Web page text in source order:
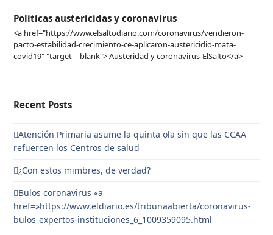
Politicas austericidas y coronavirus
<a href="https://www.elsaltodiario.com/coronavirus/vendieron-
pacto-estabilidad-crecimiento-ce-aplicaron-austericidio-mata-
covid19" "target=_blank"> Austeridad y coronavirus-ElSalto</a>
Recent Posts
Atención Primaria asume la quinta ola sin que las CCAA
refuercen los Centros de salud
¿Con estos mimbres, de verdad?
Bulos coronavirus «a
href=»https://www.eldiario.es/tribunaabierta/coronavirus-
bulos-expertos-instituciones_6_1009359095.html